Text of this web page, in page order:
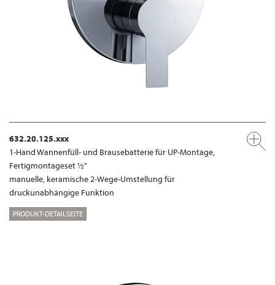
632.20.125.xxx
1-Hand Wannenfüll- und Brausebatterie für UP-Montage,
Fertigmontageset ½"
manuelle, keramische 2-Wege-Umstellung für
druckunabhängige Funktion
PRODUKT-DETAILSEITE